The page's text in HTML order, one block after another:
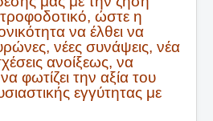
ώστε η
να έλθει να
νέες συνάψεις, νέα
ανοίξεως, να
φωτίζει την αξία του
εγγύτητας με